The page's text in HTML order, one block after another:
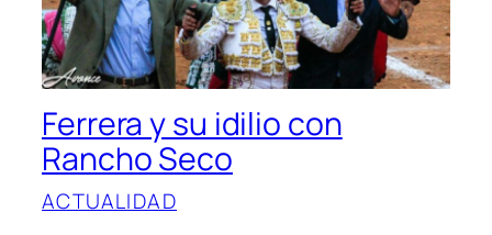
Ferrera y su idilio con
Rancho Seco
ACTUALIDAD